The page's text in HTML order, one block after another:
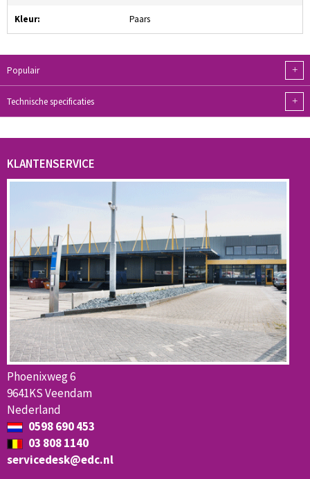
Kleur: Paars
Populair +
Technische specificaties +
KLANTENSERVICE
Phoenixweg 6
9641KS Veendam
Nederland
0598 690 453
03 808 1140
servicedesk@edc.nl